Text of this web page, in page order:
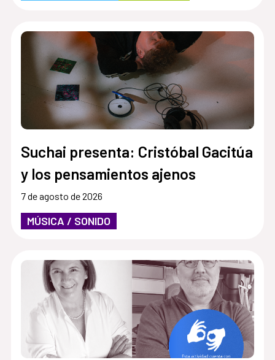
Suchai presenta: Cristóbal Gacitúa
y los pensamientos ajenos
7 de agosto de 2026
MÚSICA / SONIDO